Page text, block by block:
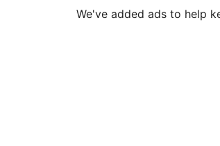
We've added ads to help